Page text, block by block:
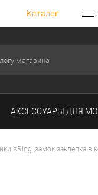
Каталог
АКСЕССУАРЫ ДЛЯ
XRing ,замок заклепка в